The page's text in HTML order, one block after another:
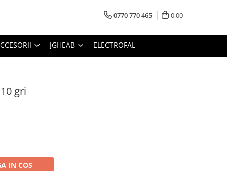
0770 770 465 0,00
JGHEAB ELECTROFAL
gri
IN COS